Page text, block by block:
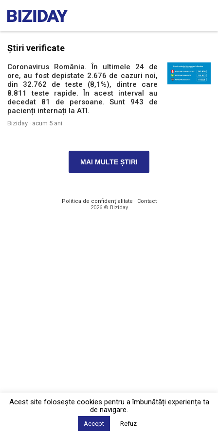
Știri verificate
Coronavirus România. În ultimele 24 de
ore, au fost depistate 2.676 de cazuri noi,
din 32.762 de teste (8,1%), dintre care
8.811 teste rapide. În acest interval au
decedat 81 de persoane. Sunt 943 de
pacienți internați la ATI.
Biziday · acum 5 ani
MAI MULTE ȘTIRI
Politica de confidențialitate · Contact
2026 © Biziday
Acest site foloseşte cookies pentru a îmbunătăți experiența ta
de navigare.
Accept Refuz